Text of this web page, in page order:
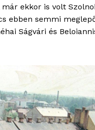
ekkor is volt
ebben semmi
Ságvári és